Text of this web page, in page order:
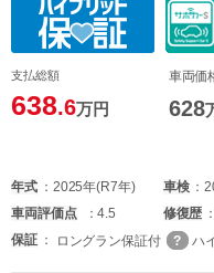
支払総額
638.6万円
車両価
628
年式 2025年(R7年) 車検
車両評価点 4.5 修復歴
保証
ロングラン保証付 ハ